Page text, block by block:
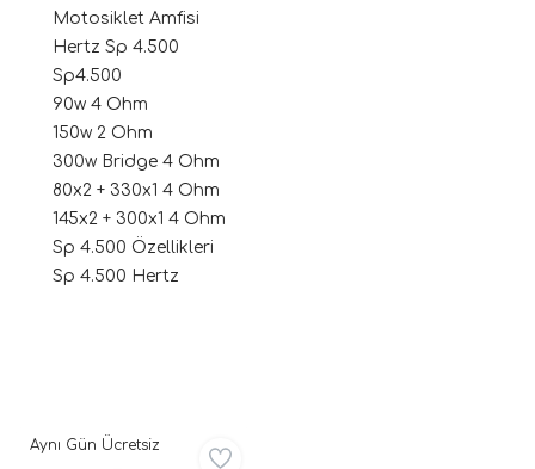
Motosiklet Amfisi
Hertz Sp 4.500
Sp4.500
90w 4 Ohm
150w 2 Ohm
300w Bridge 4 Ohm
80x2 + 330x1 4 Ohm
145x2 + 300x1 4 Ohm
Sp 4.500 Özellikleri
Sp 4.500 Hertz
Aynı Gün Ücretsiz